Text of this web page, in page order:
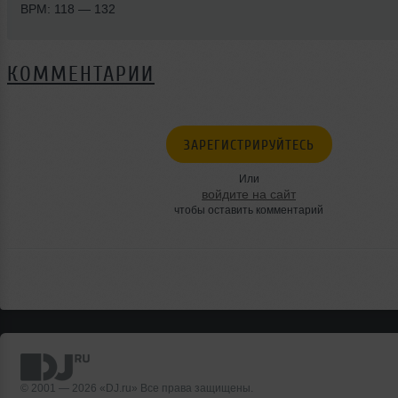
BPM: 118 — 132
КОММЕНТАРИИ
ЗАРЕГИСТРИРУЙТЕСЬ
Или
войдите на сайт
чтобы оставить комментарий
© 2001 — 2026 «DJ.ru» Все права защищены.